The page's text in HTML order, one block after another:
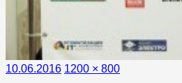
Опубликовано
10.06.2016 Полный
1200 × 800